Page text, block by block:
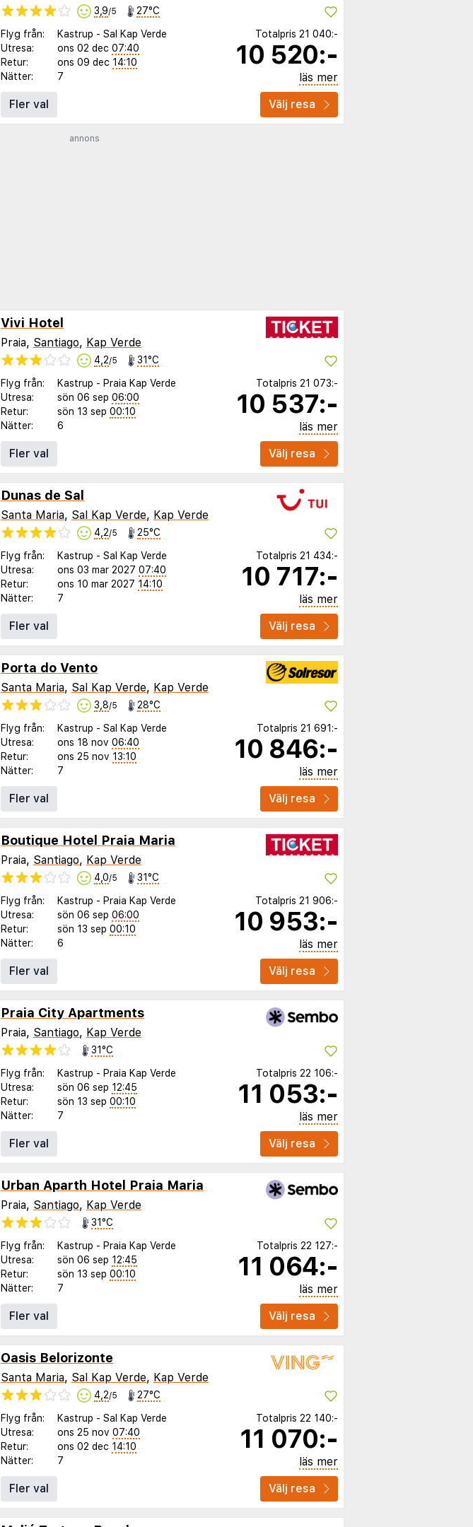
3,9/5 27°C
Flyg från: Kastrup - Sal Kap Verde
Utresa:
ons 02 dec 07:40
Retur:
ons 09 dec 14:10
Nätter:
7
Totalpris 21 040:-
10 520:-
läs mer
Fler val
Välj resa
annons
Vivi Hotel
Praia, Santiago, Kap Verde
4,2/5 31°C
Flyg från: Kastrup - Praia Kap Verde
Utresa:
sön 06 sep 06:00
Retur:
sön 13 sep 00:10
Nätter:
6
Totalpris 21 073:-
10 537:-
läs mer
Fler val
Välj resa
Dunas de Sal
Santa Maria, Sal Kap Verde, Kap Verde
4,2/5 25°C
Flyg från: Kastrup - Sal Kap Verde
Utresa:
ons 03 mar 2027 07:40
Retur:
ons 10 mar 2027 14:10
Nätter:
7
Totalpris 21 434:-
10 717:-
läs mer
Fler val
Välj resa
Porta do Vento
Santa Maria, Sal Kap Verde, Kap Verde
3,8/5 28°C
Flyg från: Kastrup - Sal Kap Verde
Utresa:
ons 18 nov 06:40
Retur:
ons 25 nov 13:10
Nätter:
7
Totalpris 21 691:-
10 846:-
läs mer
Fler val
Välj resa
Boutique Hotel Praia Maria
Praia, Santiago, Kap Verde
4,0/5 31°C
Flyg från: Kastrup - Praia Kap Verde
Utresa:
sön 06 sep 06:00
Retur:
sön 13 sep 00:10
Nätter:
6
Totalpris 21 906:-
10 953:-
läs mer
Fler val
Välj resa
Praia City Apartments
Praia, Santiago, Kap Verde
31°C
Flyg från: Kastrup - Praia Kap Verde
Utresa:
sön 06 sep 12:45
Retur:
sön 13 sep 00:10
Nätter:
7
Totalpris 22 106:-
11 053:-
läs mer
Fler val
Välj resa
Urban Aparth Hotel Praia Maria
Praia, Santiago, Kap Verde
31°C
Flyg från: Kastrup - Praia Kap Verde
Utresa:
sön 06 sep 12:45
Retur:
sön 13 sep 00:10
Nätter:
7
Totalpris 22 127:-
11 064:-
läs mer
Fler val
Välj resa
Oasis Belorizonte
Santa Maria, Sal Kap Verde, Kap Verde
4,2/5 27°C
Flyg från: Kastrup - Sal Kap Verde
Utresa:
ons 25 nov 07:40
Retur:
ons 02 dec 14:10
Nätter:
7
Totalpris 22 140:-
11 070:-
läs mer
Fler val
Välj resa